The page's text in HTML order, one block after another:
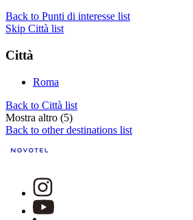
Back to Punti di interesse list
Skip Città list
Città
Roma
Back to Città list
Mostra altro (5)
Back to other destinations list